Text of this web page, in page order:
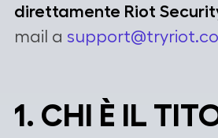
direttamente Riot
mail a
1. CHI È IL